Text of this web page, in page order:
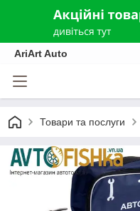
AriArt Auto
Товари та послуги